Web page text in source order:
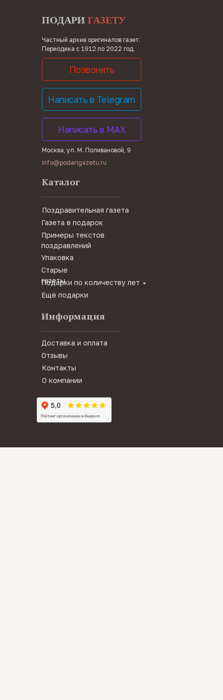
Частный архив оригиналов газет.
Периодика с 1912 по 2022 год.
Москва, ул. М. Поливановой, 9
info@podarigazetu.ru
Каталог
ПОДАРИГАЗЕТУ
Информация
Поздравительная газета
Газета в подарок
Упаковка
Примеры текстов
поздравлений
Доставка и оплата
Отзывы
Контакты
О компании
Старые
газеты
Ещё подарки
Подарки по количеству лет
Позвонить
Написать в Telegram
Написать в MAX